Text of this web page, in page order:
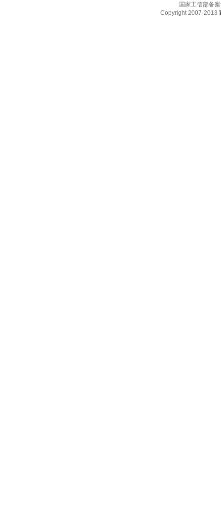
国家工信部备
Copyright 2007-2013